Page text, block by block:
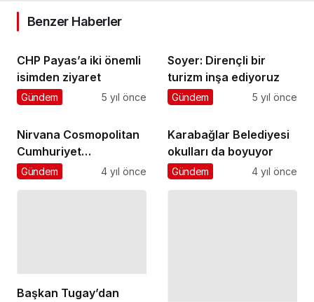
Benzer Haberler
CHP Payas’a iki önemli
isimden ziyaret
Gündem 5 yıl önce
Soyer: Dirençli bir
turizm inşa ediyoruz
Gündem 5 yıl önce
Nirvana Cosmopolitan
Cumhuriyet
Etkinlikleri’nin İlk Günü
Gündem 4 yıl önce
Karabağlar Belediyesi
okulları da boyuyor
Gündem 4 yıl önce
Başkan Tugay’dan